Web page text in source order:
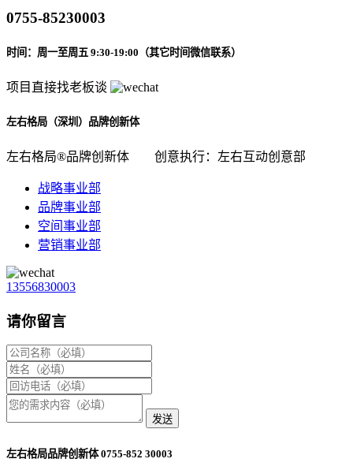
0755-85230003
时间：周一至周五 9:30-19:00（其它时间微信联系）
项目直接找老板谈
左右格局（深圳）品牌创新体
左右格局®品牌创新体 创意执行：左右互动创意部
战略事业部
品牌事业部
空间事业部
营销事业部
13556830003
请你留言
发送
左右格局品牌创新体 0755-852 30003